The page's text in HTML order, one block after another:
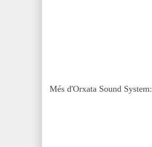
Més d'Orxata Sound System: